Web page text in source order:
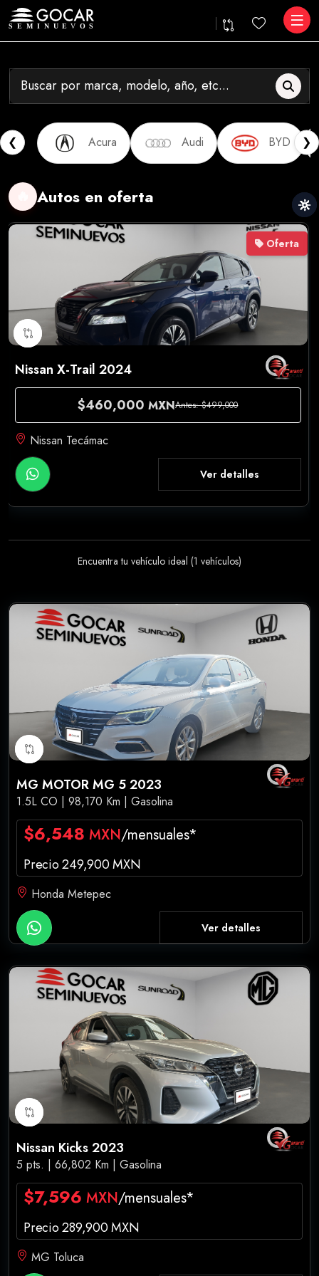
❮ Acura Audi BYD ❯
Autos en oferta
Oferta
Nissan X-Trail 2024
$460,000 MXNAntes: $499,000
Nissan Tecámac
Ver detalles
Encuentra tu vehículo ideal (1 vehículos)
MG MOTOR MG 5 2023
1.5L CO | 98,170 Km | Gasolina
$6,548 MXN/mensuales*
Precio 249,900 MXN
Honda Metepec
Ver detalles
Nissan Kicks 2023
5 pts. | 66,802 Km | Gasolina
$7,596 MXN/mensuales*
Precio 289,900 MXN
MG Toluca